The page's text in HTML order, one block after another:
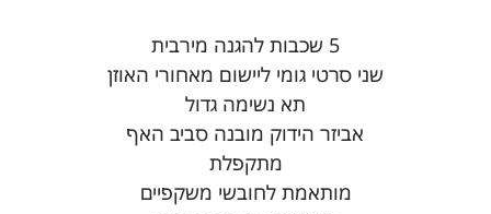
5 שכבות להגנה מירבית
שני סרטי גומי ליישום מאחורי האוזן
תא נשימה גדול
אביזר הידוק מובנה סביב האף
מתקפלת
מותאמת לחובשי משקפיים